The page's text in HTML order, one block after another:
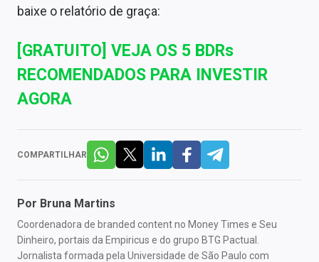
baixe o relatório de graça:
[GRATUITO] VEJA OS 5 BDRs
RECOMENDADOS PARA INVESTIR
AGORA
COMPARTILHAR
Por Bruna Martins
Coordenadora de branded content no Money Times e Seu
Dinheiro, portais da Empiricus e do grupo BTG Pactual.
Jornalista formada pela Universidade de São Paulo com